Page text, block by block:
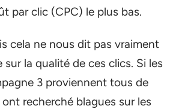
par clic (CPC) le plus bas.
cela ne nous dit pas vraiment
la qualité de ces clics. Si les
3 proviennent tous de
recherché blagues sur les